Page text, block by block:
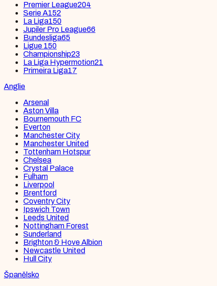
Premier League204
Serie A152
La Liga150
Jupiler Pro League66
Bundesliga65
Ligue 150
Championship23
La Liga Hypermotion21
Primeira Liga17
Anglie
Arsenal
Aston Villa
Bournemouth FC
Everton
Manchester City
Manchester United
Tottenham Hotspur
Chelsea
Crystal Palace
Fulham
Liverpool
Brentford
Coventry City
Ipswich Town
Leeds United
Nottingham Forest
Sunderland
Brighton & Hove Albion
Newcastle United
Hull City
Španělsko